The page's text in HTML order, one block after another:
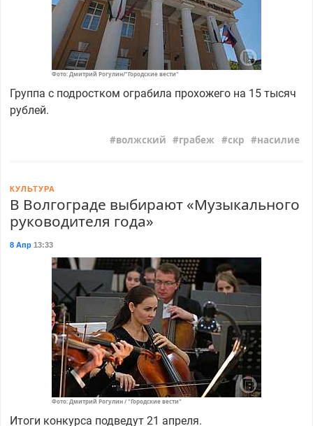
Фото: Дмитрий Рогулин/"Городские вести"
Группа с подростком ограбила прохожего на 15 тысяч
рублей.
волжский грабеж скр насилие
КУЛЬТУРА
В Волгограде выбирают «Музыкального
руководителя года»
8 Апр13:33
Фото: Дмитрий Рогулин / "Городские вести"
Итоги конкурса подведут 21 апреля.